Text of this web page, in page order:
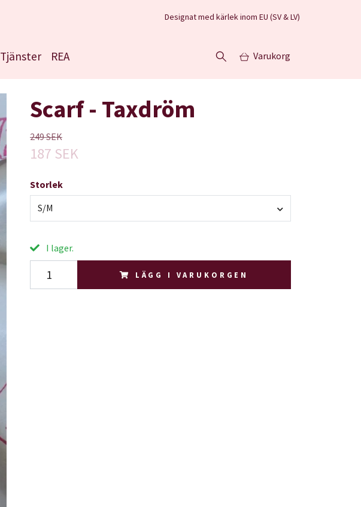
Designat med kärlek inom EU (SV & LV)
Tjänster REA Varukorg
Scarf - Taxdröm
249 SEK
187 SEK
Storlek
S/M
I lager.
LÄGG I VARUKORGEN